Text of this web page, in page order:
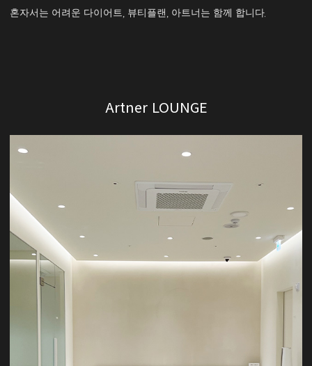
혼자서는 어려운 다이어트, 뷰티플랜, 아트너는 함께 합니다.
Artner LOUNGE